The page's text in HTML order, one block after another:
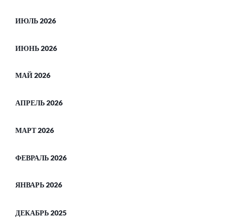
ИЮЛЬ 2026
ИЮНЬ 2026
МАЙ 2026
АПРЕЛЬ 2026
МАРТ 2026
ФЕВРАЛЬ 2026
ЯНВАРЬ 2026
ДЕКАБРЬ 2025